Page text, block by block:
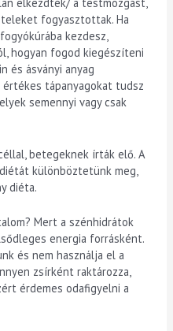
elkezdték/ a testmozgást,
fogyasztottak. Ha
kezdesz,
hogyan fogod kiegészíteni
és ásványi anyag
tápanyagokat tudsz
semennyi vagy csak
betegeknek írták elő. A
különböztetünk meg,
diéta.
Mert a szénhidrátok
energia forrásként.
és nem használja el a
zsírként raktározza,
érdemes odafigyelni a